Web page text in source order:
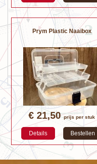
Prym Plastic Naaibox
€ 21,50prijs per stuk
Details Bestellen